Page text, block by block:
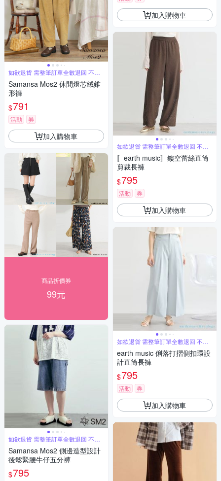
如欲退貨 需整筆訂單全數退回 不能
單退
Samansa Mos2 休閒燈芯絨錐
形褲
$791
活動 券
加入購物車
商品折價券
99元
如欲退貨 需整筆訂單全數退回 不能
單退
Samansa Mos2 側邊造型設計
後鬆緊腰牛仔五分褲
$795
加入購物車
如欲退貨 需整筆訂單全數退回 不能
單退
〚earth music〛鏤空蕾絲直筒
剪裁長褲
$795
活動 券
加入購物車
如欲退貨 需整筆訂單全數退回 不能
單退
earth music 俐落打摺側扣環設
計直筒長褲
$795
活動 券
加入購物車